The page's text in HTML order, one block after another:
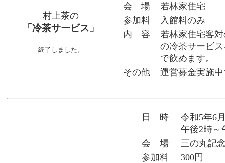
村上茶の
「冷茶サービス」
終了しました。
会 場
若林家住宅
参加料
入館料のみ
内 容
若林家住宅客
の冷茶サービ
で飲めます。
その他
運営募金実施
日 時
令和5年6
午後2時～
会 場
三の丸記
参加料
300円